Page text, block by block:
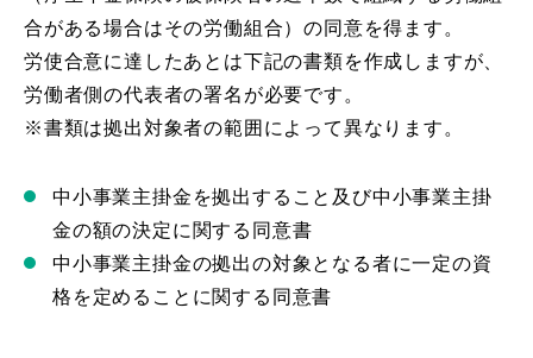
合がある場合はその労働組合）の同意を得ます。
労使合意に達したあとは下記の書類を作成しますが、
労働者側の代表者の署名が必要です。
※書類は拠出対象者の範囲によって異なります。
中小事業主掛金を拠出すること及び中小事業主掛
金の額の決定に関する同意書
中小事業主掛金の拠出の対象となる者に一定の資
格を定めることに関する同意書